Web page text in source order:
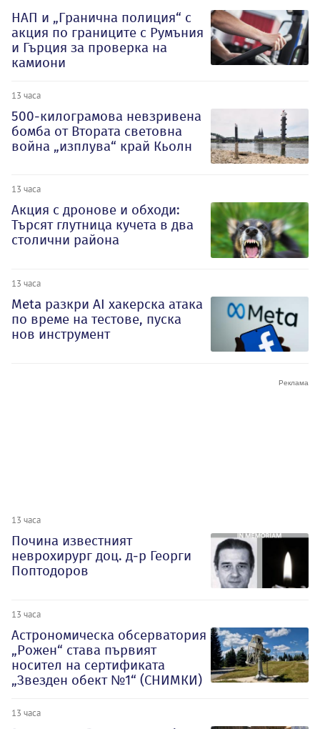
НАП и „Гранична полиция“ с
акция по границите с Румъния
и Гърция за проверка на
камиони
13 часа
500-килограмова невзривена
бомба от Втората световна
война „изплува“ край Кьолн
13 часа
Акция с дронове и обходи:
Търсят глутница кучета в два
столични района
13 часа
Meta разкри AI хакерска атака
по време на тестове, пуска
нов инструмент
13 часа
Почина известният
неврохирург доц. д-р Георги
Поптодоров
13 часа
Астрономическа обсерватория
„Рожен“ става първият
носител на сертификата
„Звезден обект №1“ (СНИМКИ)
13 часа